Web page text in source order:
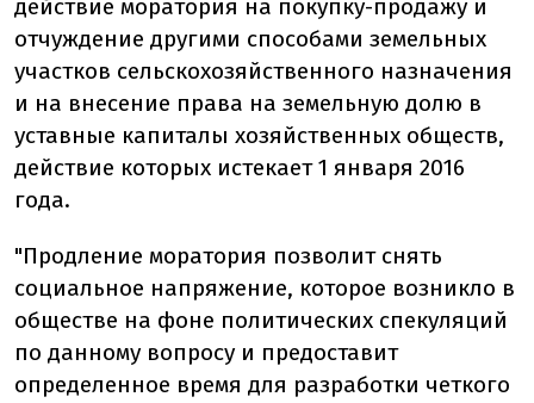
действие моратория на покупку-продажу и
отчуждение другими способами земельных
участков сельскохозяйственного назначения
и на внесение права на земельную долю в
уставные капиталы хозяйственных обществ,
действие которых истекает 1 января 2016
года.
"Продление моратория позволит снять
социальное напряжение, которое возникло в
обществе на фоне политических спекуляций
по данному вопросу и предоставит
определенное время для разработки четкого